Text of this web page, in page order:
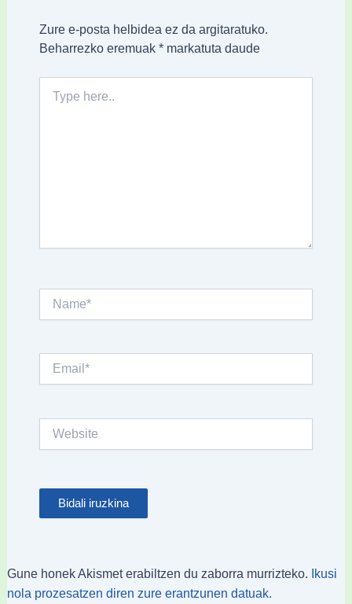
Zure e-posta helbidea ez da argitaratuko.
Beharrezko eremuak *markatuta daude
here..
Email*
Website
Gune honek Akismet erabiltzen du zaborra murrizteko.
Ikusi
nola prozesatzen diren zure erantzunen datuak.